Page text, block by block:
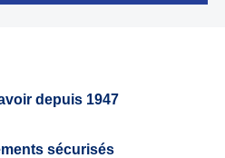
depuis 1947
sécurisés